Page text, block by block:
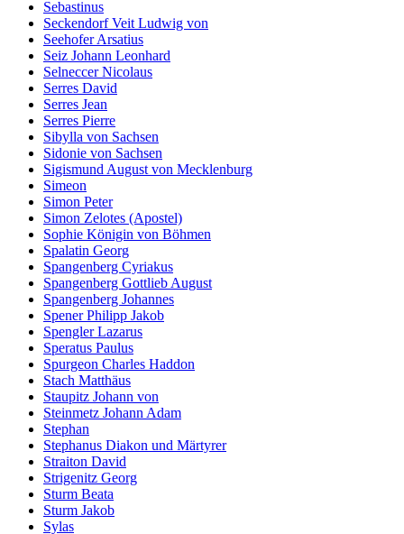
Sebastinus
Seckendorf Veit Ludwig von
Seehofer Arsatius
Seiz Johann Leonhard
Selneccer Nicolaus
Serres David
Serres Jean
Serres Pierre
Sibylla von Sachsen
Sidonie von Sachsen
Sigismund August von Mecklenburg
Simeon
Simon Peter
Simon Zelotes (Apostel)
Sophie Königin von Böhmen
Spalatin Georg
Spangenberg Cyriakus
Spangenberg Gottlieb August
Spangenberg Johannes
Spener Philipp Jakob
Spengler Lazarus
Speratus Paulus
Spurgeon Charles Haddon
Stach Matthäus
Staupitz Johann von
Steinmetz Johann Adam
Stephan
Stephanus Diakon und Märtyrer
Straiton David
Strigenitz Georg
Sturm Beata
Sturm Jakob
Sylas